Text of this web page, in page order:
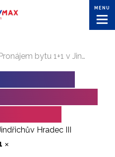
MENU
Hradec III
✕
Pronájem bytu 1+1 v Jindřichově Hradci na sídlišti Vajgar